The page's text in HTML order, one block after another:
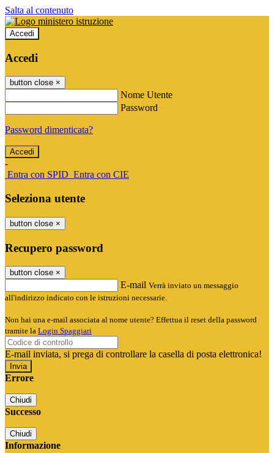
Salta al contenuto
Accedi
Accedi
button close ×
Nome Utente
Password
Password dimenticata?
-
Entra con SPID Entra con CIE
Seleziona utente
button close ×
Recupero password
button close ×
E-mail Verrà inviato un messaggio
all'indirizzo indicato con le istruzioni necessarie.
Non hai una e-mail associata al nome utente? Effettua il reset della password
tramite la Login Spaggiari
E-mail inviata, si prega di controllare la casella di posta elettronica!
Errore
Chiudi
Successo
Chiudi
Informazione